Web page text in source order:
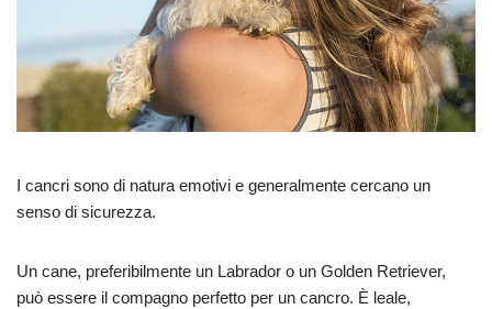
I cancri sono di natura emotivi e generalmente cercano un
senso di sicurezza.
Un cane, preferibilmente un Labrador o un Golden Retriever,
può essere il compagno perfetto per un cancro. È leale,